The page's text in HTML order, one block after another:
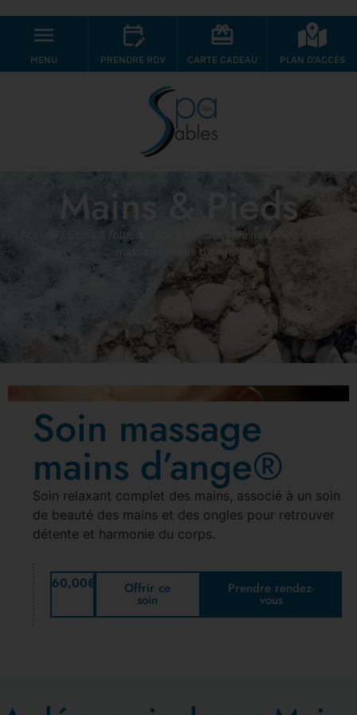
MENU PRENDRE RDV CARTE CADEAU PLAN D'ACCÉS
Mains & Pieds
Soins & Rituels Soins beauté Mains & Pieds
massage mains d’ange®
Soin massage
mains d’ange®
Soin relaxant complet des mains, associé à un soin
de beauté des mains et des ongles pour retrouver
détente et harmonie du corps.
60,00€ Offrir ce
soin
Prendre rendez-
vous